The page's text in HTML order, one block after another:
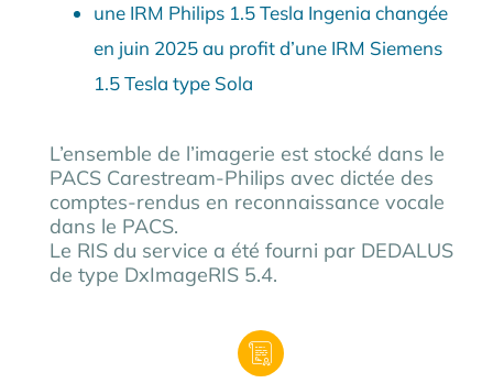
une IRM Philips 1.5 Tesla Ingenia changée
en juin 2025 au profit d’une IRM Siemens
1.5 Tesla type Sola
L’ensemble de l’imagerie est stocké dans le
PACS Carestream-Philips avec dictée des
comptes-rendus en reconnaissance vocale
dans le PACS.
Le RIS du service a été fourni par DEDALUS
de type DxImageRIS 5.4.